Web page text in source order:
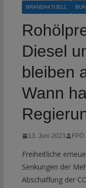
BRANDAKTUELL
Diesel
bleiben
Wann
13. Juni 2023 FPÖ
Freiheitliche
Senkungen der
Abschaffung der